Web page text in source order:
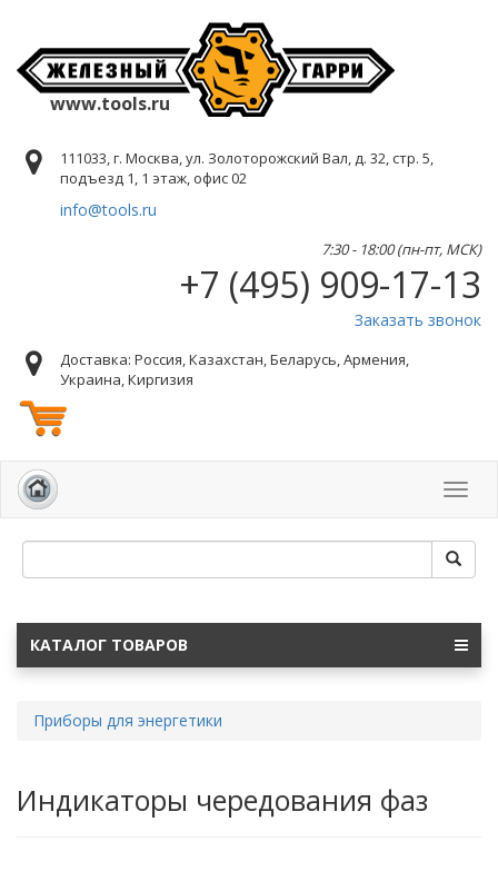
www.tools.ru
111033, г. Москва, ул. Золоторожский Вал, д. 32, стр. 5,
подъезд 1, 1 этаж, офис 02
info@tools.ru
7:30 - 18:00 (пн-пт, МСК)
+7 (495) 909-17-13
Заказать звонок
Доставка: Россия, Казахстан, Беларусь, Армения,
Украина, Киргизия
КАТАЛОГ ТОВАРОВ
Приборы для энергетики
Индикаторы чередования фаз